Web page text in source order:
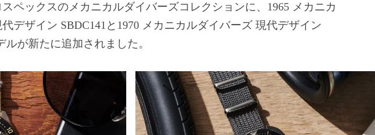
ペックスのメカニカルダイバーズコレクションに、1965 メカニカ
デザイン SBDC141と1970 メカニカルダイバーズ 現代デザイン
ルが新たに追加されました。